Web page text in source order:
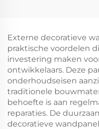
Externe decoratieve
praktische voordelen
investering maken
ontwikkelaars. Deze
onderhoudseisen
traditionele
behoefte is aan
reparaties. De
decoratieve